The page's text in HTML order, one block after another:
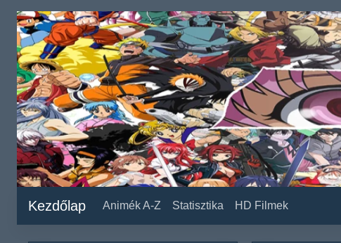
Kezdőlap Animék A-Z Statisztika HD Filmek